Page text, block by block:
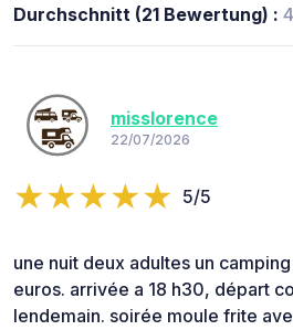
Durchschnitt (21 Bewertung) :
misslorence
22/07/2026
5/5
une nuit deux adultes un
euros. arrivée a 18 h30, départ
lendemain. soirée moule frite